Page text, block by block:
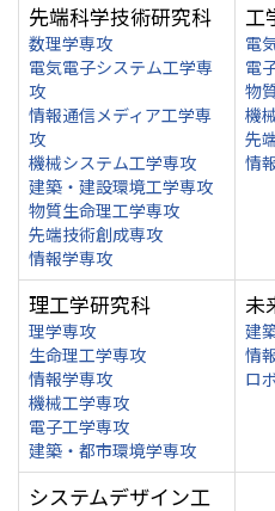
先端科学技術研究科
数理学専攻
電気電子システム工学専
攻
情報通信メディア工学専
攻
機械システム工学専攻
建築・建設環境工学専攻
物質生命理工学専攻
先端技術創成専攻
情報学専攻
工
電
電
物
機
先
情
理工学研究科
理学専攻
生命理工学専攻
情報学専攻
機械工学専攻
電子工学専攻
建築・都市環境学専攻
未
建
情
ロ
システムデザイン工